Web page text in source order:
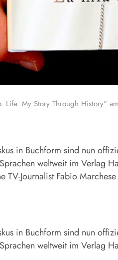
Life. My Story Through History"
in Buchform sind nun
weltweit im Verlag
Journalist Fabio
in Buchform sind nun
weltweit im Verlag